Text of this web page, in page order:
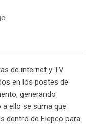
de internet y TV
en los postes de
generando
ello se suma que
dentro de Elepco para